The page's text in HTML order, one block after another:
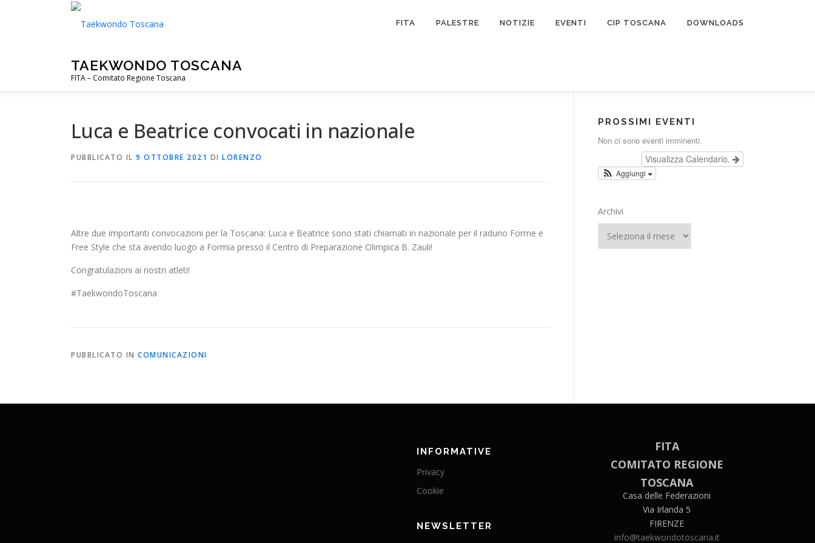
TAEKWONDO TOSCANA
FITA – Comitato Regione Toscana
FITA PALESTRE NOTIZIE EVENTI CIP TOSCANA DOWNLOADS
Luca e Beatrice convocati in nazionale
PUBBLICATO IL 9 OTTOBRE 2021 DI LORENZO
Altre due importanti convocazioni per la Toscana: Luca e Beatrice sono stati chiamati in nazionale per il raduno Forme e
Free Style che sta avendo luogo a Formia presso il Centro di Preparazione Olimpica B. Zauli!
Congratulazioni ai nostri atleti!
#TaekwondoToscana
PUBBLICATO IN COMUNICAZIONI
PROSSIMI EVENTI
Non ci sono eventi imminenti.
Visualizza Calendario.
Aggiungi
Archivi
INFORMATIVE
Privacy
Cookie
NEWSLETTER
FITA
COMITATO REGIONE
TOSCANA
Casa delle Federazioni
Via Irlanda 5
FIRENZE
info@taekwondotoscana.it